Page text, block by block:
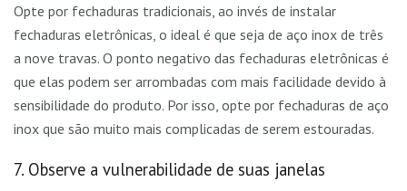
Opte por fechaduras tradicionais, ao invés de instalar
fechaduras eletrônicas, o ideal é que seja de aço inox de três
a nove travas. O ponto negativo das fechaduras eletrônicas é
que elas podem ser arrombadas com mais facilidade devido à
sensibilidade do produto. Por isso, opte por fechaduras de aço
inox que são muito mais complicadas de serem estouradas.
7. Observe a vulnerabilidade de suas janelas